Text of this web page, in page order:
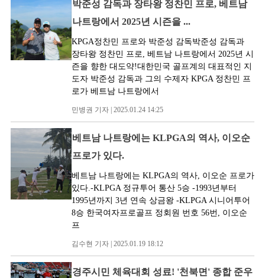
박준성 감독과 장타왕 정찬민 프로, 베트남
나트랑에서 2025년 시즌을 ...
KPGA정찬민 프로와 박준성 감독박준성 감독과
장타왕 정찬민 프로, 베트남 나트랑에서 2025년 시
즌을 향한 대도약!대한민국 골프계의 대표적인 지
도자 박준성 감독과 그의 수제자 KPGA 정찬민 프
로가 베트남 나트랑에서
민병권 기자 | 2025.01.24 14:25
베트남 나트랑에는 KLPGA의 역사, 이오순
프로가 있다.
베트남 나트랑에는 KLPGA의 역사, 이오순 프로가
있다.-KLPGA 정규투어 통산 5승 -1993년부터
1995년까지 3년 연속 상금왕 -KLPGA 시니어투어
8승 한국여자프로골프 정회원 번호 56번, 이오순
프
김수현 기자 | 2025.01.19 18:12
경주시민 체육대회 성료! '천북면' 종합 준우